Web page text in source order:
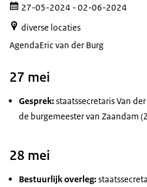
27-05-2024 - 02-06-2024
diverse locaties
AgendaEric van der Burg
27 mei
Gesprek:staatssecretaris Van
de burgemeester van Zaandam
28 mei
Bestuurlijk overleg: